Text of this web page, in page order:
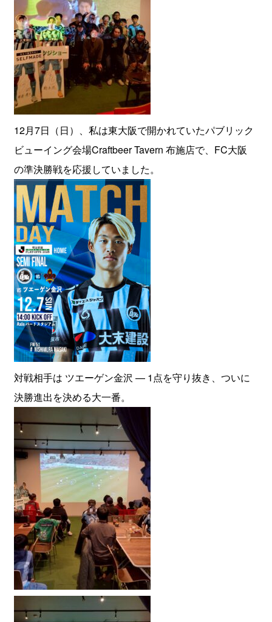
12月7日（日）、私は東大阪で開かれていたパブリック
ビューイング会場Craftbeer Tavern 布施店で、FC大阪
の準決勝戦を応援していました。
対戦相手は ツエーゲン金沢 — 1点を守り抜き、ついに
決勝進出を決める大一番。